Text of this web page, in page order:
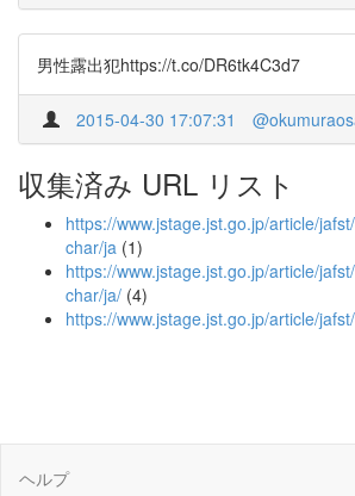
男性露出犯https://t.co/DR6tk4C3d7
2015-04-30 17:07:31
収集済み URL リスト
https://www.jstage.jst.go.jp/article/
char/ja (1)
https://www.jstage.jst.go.jp/article/
char/ja/ (4)
https://www.jstage.jst.go.jp/article/
ヘルプ